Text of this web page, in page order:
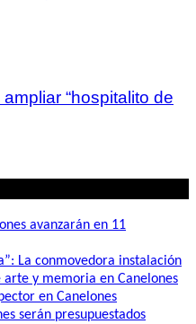
“hospitalito de
avanzarán en 11
La conmovedora instalación
y memoria en Canelones
en Canelones
serán presupuestados